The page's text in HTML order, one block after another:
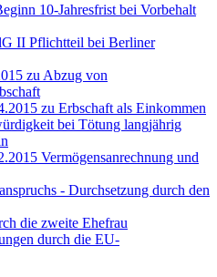
10-Jahresfrist bei Vorbehalt
II Pflichtteil bei Berliner
zu Abzug von
zu Erbschaft als Einkommen
bei Tötung langjährig
Vermögensanrechnung und
- Durchsetzung durch den
die zweite Ehefrau
durch die EU-